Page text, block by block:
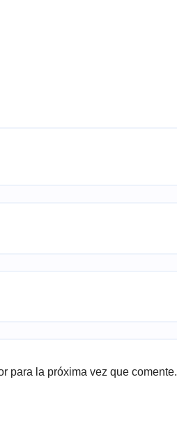
para la próxima vez que comente.